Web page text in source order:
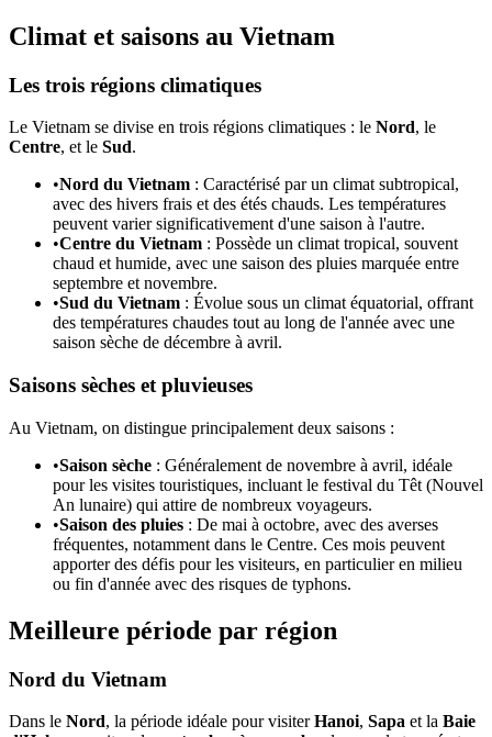
Climat et saisons au Vietnam
Les trois régions climatiques
Le Vietnam se divise en trois régions climatiques : le Nord, le
Centre, et le Sud.
•Nord du Vietnam : Caractérisé par un climat subtropical,
avec des hivers frais et des étés chauds. Les températures
peuvent varier significativement d'une saison à l'autre.
•Centre du Vietnam : Possède un climat tropical, souvent
chaud et humide, avec une saison des pluies marquée entre
septembre et novembre.
•Sud du Vietnam : Évolue sous un climat équatorial, offrant
des températures chaudes tout au long de l'année avec une
saison sèche de décembre à avril.
Saisons sèches et pluvieuses
Au Vietnam, on distingue principalement deux saisons :
•Saison sèche : Généralement de novembre à avril, idéale
pour les visites touristiques, incluant le festival du Têt (Nouvel
An lunaire) qui attire de nombreux voyageurs.
•Saison des pluies : De mai à octobre, avec des averses
fréquentes, notamment dans le Centre. Ces mois peuvent
apporter des défis pour les visiteurs, en particulier en milieu
ou fin d'année avec des risques de typhons.
Meilleure période par région
Nord du Vietnam
Dans le Nord, la période idéale pour visiterHanoi, Sapa et la Baie